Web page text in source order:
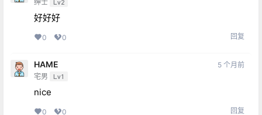
绅士 Lv2
好好好
0 0 回复
HAME
宅男 Lv1
5 个月前
nice
0 0 回复